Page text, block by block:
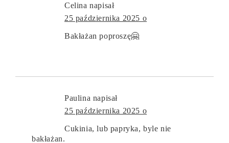
Celina napisał
25 października 2025 o
Bakłażan poproszę🤗
Paulina napisał
25 października 2025 o
Cukinia, lub papryka, byle nie
bakłażan.